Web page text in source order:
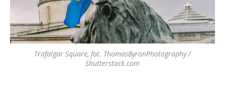
Trafalgar Square, fot. ThomasByronPhotography /
Shutterstock.com